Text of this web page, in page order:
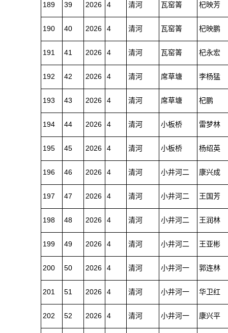
189 39 2026 4 清河 瓦窑箐 杞映芳
190 40 2026 4 清河 瓦窑箐 杞映鹏
191 41 2026 4 清河 瓦窑箐 杞永宏
192 42 2026 4 清河 席草塘 李杨猛
193 43 2026 4 清河 席草塘 杞鹏
194 44 2026 4 清河 小板桥 雷梦林
195 45 2026 4 清河 小板桥 杨绍英
196 46 2026 4 清河 小井河二 康兴成
197 47 2026 4 清河 小井河二 王国芳
198 48 2026 4 清河 小井河二 王润林
199 49 2026 4 清河 小井河二 王亚彬
200 50 2026 4 清河 小井河一 郭连林
201 51 2026 4 清河 小井河一 华卫红
202 52 2026 4 清河 小井河一 康兴平